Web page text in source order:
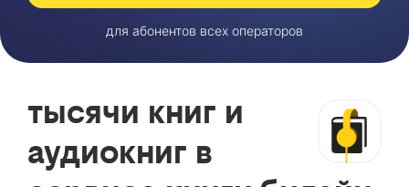
для абонентов всех операторов
тысячи книг и
аудиокниг в